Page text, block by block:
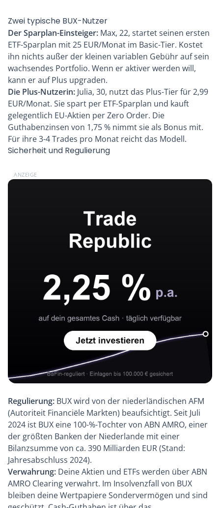
Zwei typische BUX-Nutzer
Der Sparplan-Einsteiger: Max, 22, startet seinen ersten
ETF-Sparplan mit 25 EUR/Monat im Basic-Tier. Kostet
ihn nichts außer der kleinen variablen Gebühr auf sein
wachsendes Portfolio. Wenn er aktiver werden will,
kann er auf Plus upgraden.
Die Plus-Nutzerin: Julia, 30, nutzt das Plus-Tier für 2,99
EUR/Monat. Sie spart per ETF-Sparplan und kauft
gelegentlich EU-Aktien per Zero Order. Die
Guthabenzinsen von 1,75 % nimmt sie als Bonus mit.
Für ihre 3-4 Trades pro Monat reicht das Modell.
Sicherheit und Regulierung
Regulierung: BUX wird von der niederländischen AFM
(Autoriteit Financiële Markten) beaufsichtigt. Seit Juli
2024 ist BUX eine 100-%-Tochter von ABN AMRO, einer
der größten Banken der Niederlande mit einer
Bilanzsumme von ca. 390 Milliarden EUR (Stand:
Jahresabschluss 2024).
Verwahrung: Deine Aktien und ETFs werden über ABN
AMRO Clearing verwahrt. Im Insolvenzfall von BUX
bleiben deine Wertpapiere Sondervermögen und sind